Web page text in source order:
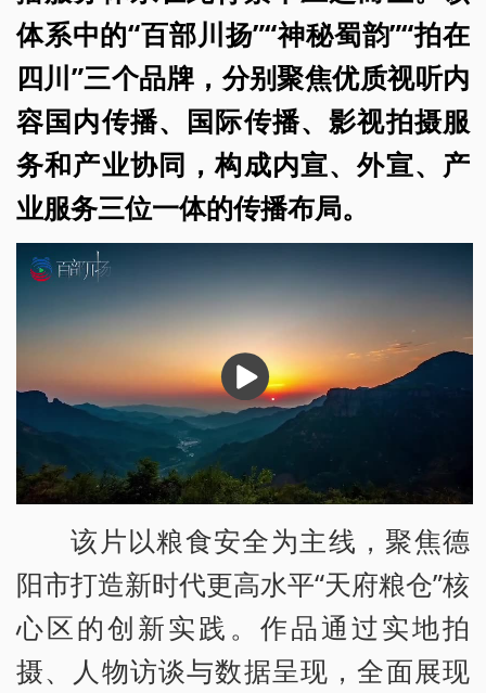
体系中的“百部川扬”“神秘蜀韵”“拍在
四川”三个品牌，分别聚焦优质视听内
容国内传播、国际传播、影视拍摄服
务和产业协同，构成内宣、外宣、产
业服务三位一体的传播布局。
播
放
该片以粮食安全为主线，聚焦德
阳市打造新时代更高水平“天府粮仓”核
心区的创新实践。作品通过实地拍
摄、人物访谈与数据呈现，全面展现